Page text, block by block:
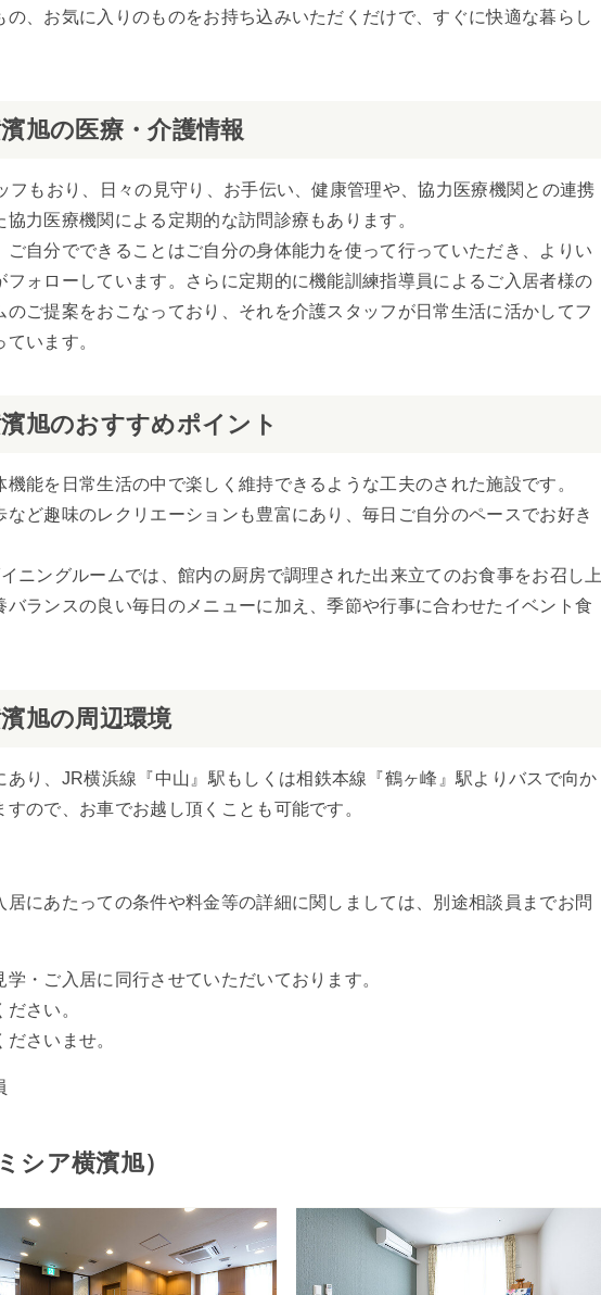
、お気に入りのものをお持ち込みいただくだけで、すぐに快適な暮らし
旭の医療・介護情報
もおり、日々の見守り、お手伝い、健康管理や、協力医療機関との連携
力医療機関による定期的な訪問診療もあります。
自分でできることはご自分の身体能力を使って行っていただき、よりい
ォローしています。さらに定期的に機能訓練指導員によるご入居者様の
ご提案をおこなっており、それを介護スタッフが日常生活に活かしてフ
います。
旭のおすすめポイント
能を日常生活の中で楽しく維持できるような工夫のされた施設です。
ど趣味のレクリエーションも豊富にあり、毎日ご自分のペースでお好き
ニングルームでは、館内の厨房で調理された出来立てのお食事をお召し上
ランスの良い毎日のメニューに加え、季節や行事に合わせたイベント食
旭の周辺環境
あり、JR横浜線『中山』駅もしくは相鉄本線『鶴ヶ峰』駅よりバスで向か
ので、お車でお越し頂くことも可能です。
にあたっての条件や料金等の詳細に関しましては、別途相談員までお問
・ご入居に同行させていただいております。
さい。
さいませ。
シア横濱旭）